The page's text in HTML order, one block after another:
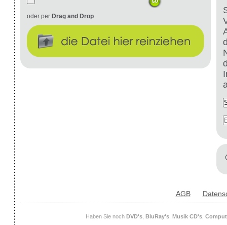
oder per Drag and Drop
AGB
Haben Sie noch DVD's, BluRay's, Musik CD's,